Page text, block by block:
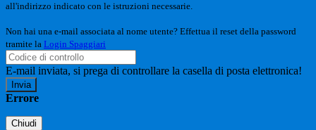
all'indirizzo indicato con le istruzioni necessarie.
Non hai una e-mail associata al nome utente? Effettua il reset della password
tramite la Login Spaggiari
E-mail inviata, si prega di controllare la casella di posta elettronica!
Errore
Chiudi